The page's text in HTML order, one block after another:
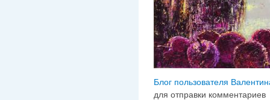
Блог пользователя
для отправки комментариев